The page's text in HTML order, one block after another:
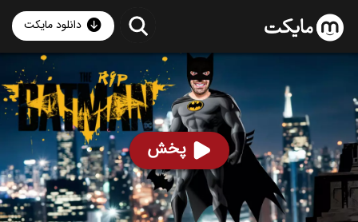
دانلود مایکت
پخش
ساخت 1403
۲۰۴ 94 % RIP
ساخت ایران سال 1403
رده سنی ۱۳+
استریم